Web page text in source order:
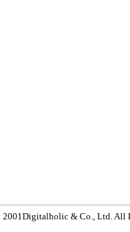
& Co., Ltd. All